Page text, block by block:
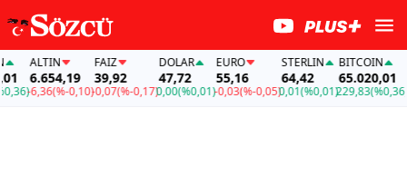
ALTIN
6.654,19
-6,36(%-0,10)
FAİZ
39,92
-0,07(%-0,17)
DOLAR
47,72
0,00(%0,01)
EURO
55,16
-0,03(%-0,05)
STERLIN
64,42
0,01(%0,01)
BITCOIN
65.020,01
229,83(%0,36)-